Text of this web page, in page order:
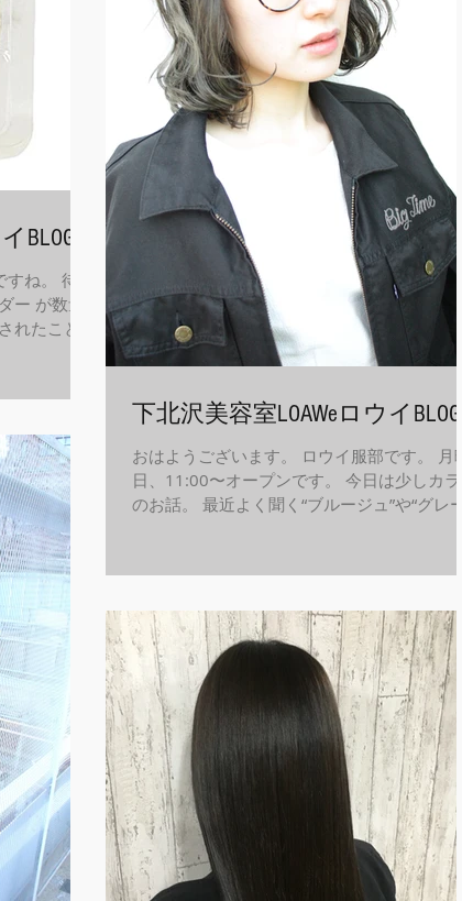
BLOG
ね。 待望
ー が数量
れたことの
ありまし
下北沢美容室LOAWeロウイBLOG
おはようございます。 ロウイ服部です。 月曜
日、11:00〜オープンです。 今日は少しカラ
のお話。 最近よく聞く“ブルージュ”や“グレー
調合できます。...